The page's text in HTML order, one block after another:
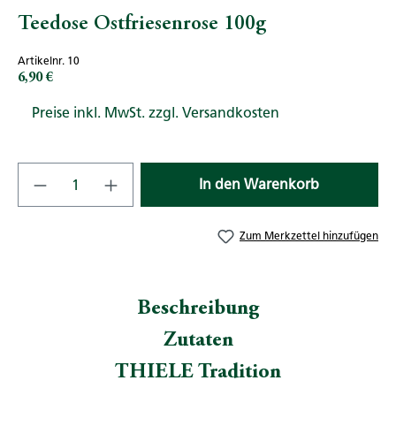
Teedose Ostfriesenrose 100g
Artikelnr. 10
Regulärer Preis:
6,90 €
Preise inkl. MwSt. zzgl. Versandkosten
Produkt Anzahl: Gib den gewünschten
In den Warenkorb
Zum Merkzettel hinzufügen
Beschreibung
Zutaten
THIELE Tradition